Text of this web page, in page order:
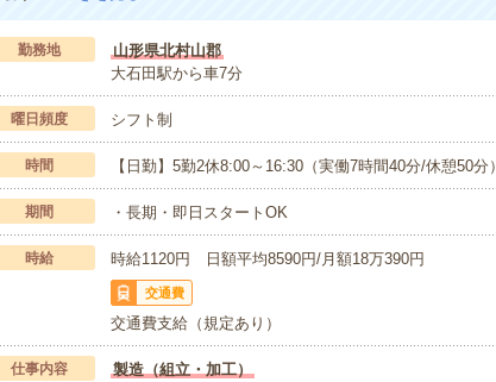
勤務地
山形県北村山郡
大石田駅から車7分
曜日頻度 シフト制
時間 【日勤】5勤2休8:00～16:30（実働7時間40分/休憩50分）
期間 ・長期・即日スタートOK
時給 時給1120円 日額平均8590円/月額18万390円
交通費
交通費支給（規定あり）
仕事内容
製造（組立・加工）